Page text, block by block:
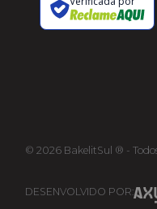
© 2026BakelitSul ® -
DESENVOLVIDO POR: